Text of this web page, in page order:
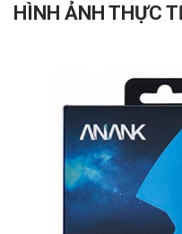
HÌNH ẢNH THỰC